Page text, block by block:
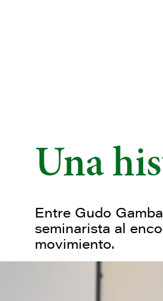
Una
Entre Gudo
seminarista al
movimiento.